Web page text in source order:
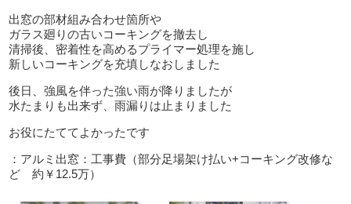
出窓の部材組み合わせ箇所や
ガラス廻りの古いコーキングを撤去し
清掃後、密着性を高めるプライマー処理を施し
新しいコーキングを充填しなおしました
後日、強風を伴った強い雨が降りましたが
水たまりも出来ず、雨漏りは止まりました
お役にたててよかったです
：アルミ出窓：工事費（部分足場架け払い+コーキング改修な
ど 約￥12.5万）